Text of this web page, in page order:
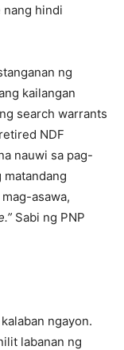
nang hindi
ng
kailangan
search warrants
NDF
nauwi sa pag-
matandang
asawa,
Sabi ng PNP
ngayon.
labanan ng